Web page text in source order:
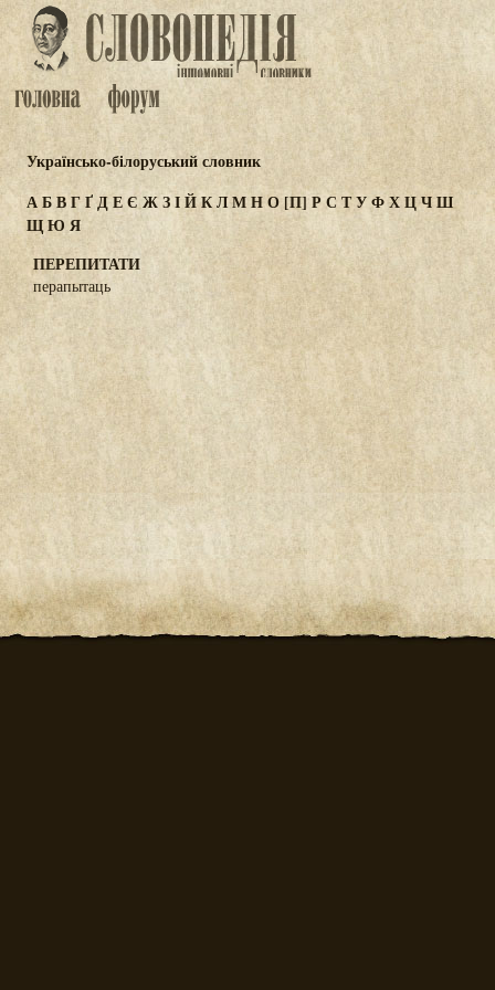
Українсько-білоруський словник
АБВГҐДЕЄ ЖЗІЙКЛМНО[П] Р С ТУФХЦЧШ
ЩЮ Я
ПЕРЕПИТАТИ
перапытаць